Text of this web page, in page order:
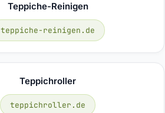
Teppiche-Reinigen
teppiche-reinigen.de
Teppichroller
teppichroller.de